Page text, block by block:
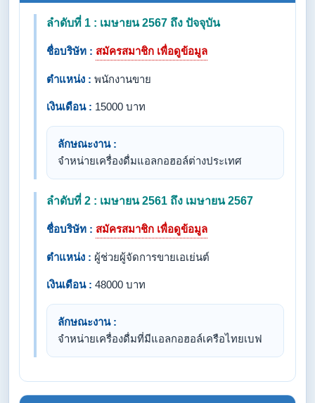
ลำดับที่ 1 : เมษายน 2567 ถึง ปัจจุบัน
ชื่อบริษัท : สมัครสมาชิก เพื่อดูข้อมูล
ตำแหน่ง : พนักงานขาย
เงินเดือน : 15000 บาท
ลักษณะงาน :
จำหน่ายเครื่องดื่มแอลกอฮอล์ต่างประเทศ
ลำดับที่ 2 : เมษายน 2561 ถึง เมษายน 2567
ชื่อบริษัท : สมัครสมาชิก เพื่อดูข้อมูล
ตำแหน่ง : ผู้ช่วยผู้จัดการขายเอเย่นต์
เงินเดือน : 48000 บาท
ลักษณะงาน :
จำหน่ายเครื่องดื่มที่มีแอลกอฮอล์เครือไทยเบฟ